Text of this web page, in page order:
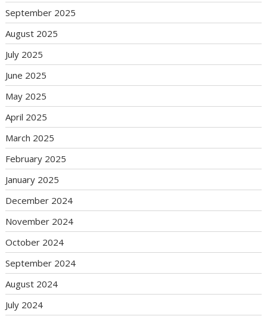
September 2025
August 2025
July 2025
June 2025
May 2025
April 2025
March 2025
February 2025
January 2025
December 2024
November 2024
October 2024
September 2024
August 2024
July 2024